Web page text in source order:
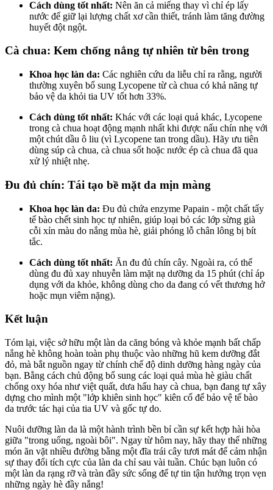
Cách dùng tốt nhất: Nên ăn cả miếng thay vì chỉ ép lấy
nước để giữ lại lượng chất xơ cần thiết, tránh làm tăng đường
huyết đột ngột.
Cà chua: Kem chống nắng tự nhiên từ bên trong
Khoa học làn da: Các nghiên cứu da liễu chỉ ra rằng, người
thường xuyên bổ sung Lycopene từ cà chua có khả năng tự
bảo vệ da khỏi tia UV tốt hơn 33%.
Cách dùng tốt nhất: Khác với các loại quả khác, Lycopene
trong cà chua hoạt động mạnh nhất khi được nấu chín nhẹ với
một chút dầu ô liu (vì Lycopene tan trong dầu). Hãy ưu tiên
dùng súp cà chua, cà chua sốt hoặc nước ép cà chua đã qua
xử lý nhiệt nhẹ.
Đu đủ chín: Tái tạo bề mặt da mịn màng
Khoa học làn da: Đu đủ chứa enzyme Papain - một chất tẩy
tế bào chết sinh học tự nhiên, giúp loại bỏ các lớp sừng già
cỗi xỉn màu do nắng mùa hè, giải phóng lỗ chân lông bị bít
tắc.
Cách dùng tốt nhất: Ăn đu đủ chín cây. Ngoài ra, có thể
dùng đu đủ xay nhuyễn làm mặt nạ dưỡng da 15 phút (chỉ áp
dụng với da khỏe, không dùng cho da đang có vết thương hở
hoặc mụn viêm nặng).
Kết luận
Tóm lại, việc sở hữu một làn da căng bóng và khỏe mạnh bất chấp
nắng hè không hoàn toàn phụ thuộc vào những hũ kem dưỡng đắt
đỏ, mà bắt nguồn ngay từ chính chế độ dinh dưỡng hàng ngày của
bạn. Bằng cách chủ động bổ sung các loại quả mùa hè giàu chất
chống oxy hóa như việt quất, dưa hấu hay cà chua, bạn đang tự xây
dựng cho mình một "lớp khiên sinh học" kiên cố để bảo vệ tế bào
da trước tác hại của tia UV và gốc tự do.
Nuôi dưỡng làn da là một hành trình bền bỉ cần sự kết hợp hài hòa
giữa "trong uống, ngoài bôi". Ngay từ hôm nay, hãy thay thế những
món ăn vặt nhiều đường bằng một đĩa trái cây tươi mát để cảm nhận
sự thay đổi tích cực của làn da chỉ sau vài tuần. Chúc bạn luôn có
một làn da rạng rỡ và tràn đầy sức sống để tự tin tận hưởng trọn vẹn
những ngày hè đầy nắng!